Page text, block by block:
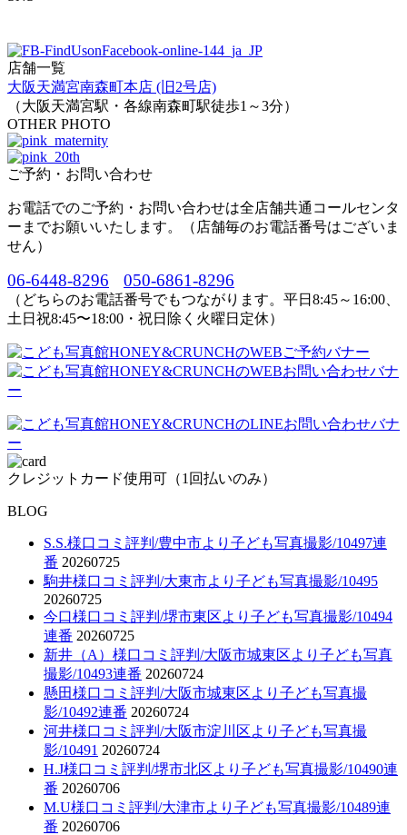
店舗一覧
大阪天満宮南森町本店 (旧2号店)
（大阪天満宮駅・各線南森町駅徒歩1～3分）
OTHER PHOTO
ご予約・お問い合わせ
お電話でのご予約・お問い合わせは全店舗共通コールセンタ
ーまでお願いいたします。（店舗毎のお電話番号はございま
せん）
06-6448-8296 050-6861-8296
（どちらのお電話番号でもつながります。平日8:45～16:00、
土日祝8:45〜18:00・祝日除く火曜日定休）
クレジットカード使用可（1回払いのみ）
BLOG
S.S.様口コミ評判/豊中市より子ども写真撮影/10497連
番 20260725
駒井様口コミ評判/大東市より子ども写真撮影/10495
20260725
今口様口コミ評判/堺市東区より子ども写真撮影/10494
連番 20260725
新井（A）様口コミ評判/大阪市城東区より子ども写真
撮影/10493連番 20260724
懸田様口コミ評判/大阪市城東区より子ども写真撮
影/10492連番 20260724
河井様口コミ評判/大阪市淀川区より子ども写真撮
影/10491 20260724
H.J様口コミ評判/堺市北区より子ども写真撮影/10490連
番 20260706
M.U様口コミ評判/大津市より子ども写真撮影/10489連
番 20260706